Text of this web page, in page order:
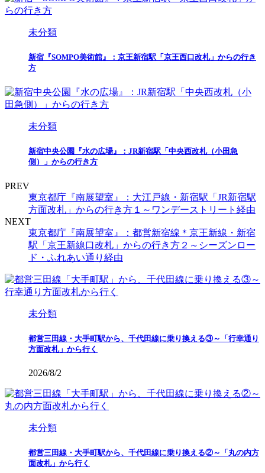
未分類
新宿『SOMPO美術館』：京王新宿駅「京王西口改札」からの行き
方
未分類
新宿中央公園『水の広場』：JR新宿駅「中央西改札（小田急
側）」からの行き方
PREV
東京都庁『南展望室』：大江戸線・新宿駅「JR新宿駅
方面改札」からの行き方１～ワンデーストリート経由
NEXT
東京都庁『南展望室』：都営新宿線＊京王新線・新宿
駅「京王新線口改札」からの行き方２～シーズンロー
ド・ふれあい通り経由
未分類
都営三田線・大手町駅から、千代田線に乗り換える③～「行幸通り
方面改札」から行く
2026/8/2
未分類
都営三田線・大手町駅から、千代田線に乗り換える②～「丸の内方
面改札」から行く